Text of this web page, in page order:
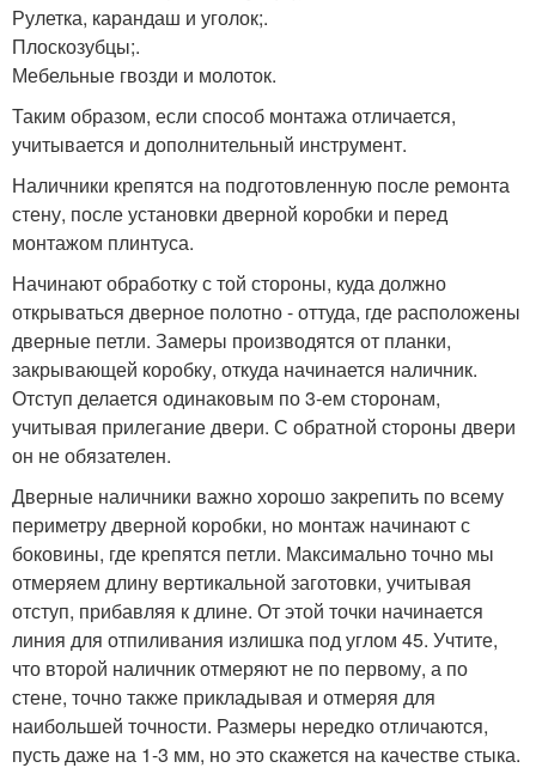
Рулетка, карандаш и уголок;.
Плоскозубцы;.
Мебельные гвозди и молоток.
Таким образом, если способ монтажа отличается,
учитывается и дополнительный инструмент.
Наличники крепятся на подготовленную после ремонта
стену, после установки дверной коробки и перед
монтажом плинтуса.
Начинают обработку с той стороны, куда должно
открываться дверное полотно - оттуда, где расположены
дверные петли. Замеры производятся от планки,
закрывающей коробку, откуда начинается наличник.
Отступ делается одинаковым по 3-ем сторонам,
учитывая прилегание двери. С обратной стороны двери
он не обязателен.
Дверные наличники важно хорошо закрепить по всему
периметру дверной коробки, но монтаж начинают с
боковины, где крепятся петли. Максимально точно мы
отмеряем длину вертикальной заготовки, учитывая
отступ, прибавляя к длине. От этой точки начинается
линия для отпиливания излишка под углом 45. Учтите,
что второй наличник отмеряют не по первому, а по
стене, точно также прикладывая и отмеряя для
наибольшей точности. Размеры нередко отличаются,
пусть даже на 1-3 мм, но это скажется на качестве стыка.